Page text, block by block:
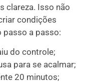
clareza. Isso não
condições
passo a passo:
do controle;
para se acalmar;
20 minutos;